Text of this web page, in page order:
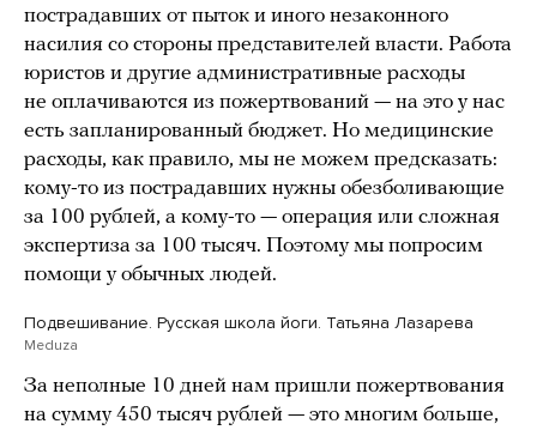
пострадавших от пыток и иного незаконного
насилия со стороны представителей власти. Работа
юристов и другие административные расходы
не оплачиваются из пожертвований — на это у нас
есть запланированный бюджет. Но медицинские
расходы, как правило, мы не можем предсказать:
кому-то из пострадавших нужны обезболивающие
за 100 рублей, а кому-то — операция или сложная
экспертиза за 100 тысяч. Поэтому мы попросим
помощи у обычных людей.
Подвешивание. Русская школа йоги. Татьяна Лазарева
Meduza
За неполные 10 дней нам пришли пожертвования
на сумму 450 тысяч рублей — это многим больше,